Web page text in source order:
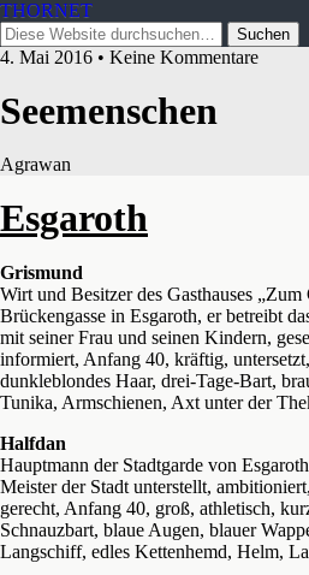
THORNET
4. Mai 2016 • Keine Kommentare
Seemenschen
Agrawan
Esgaroth
Grismund
Wirt und Besitzer des Gasthauses
Brückengasse in Esgaroth, er betreibt
mit seiner Frau und seinen Kindern,
informiert, Anfang 40, kräftig,
dunkleblondes Haar, drei-Tage-Bart,
Tunika, Armschienen, Axt unter der
Halfdan
Hauptmann der Stadtgarde von
Meister der Stadt unterstellt,
gerecht, Anfang 40, groß, athletisch,
Schnauzbart, blaue Augen, blauer
Langschiff, edles Kettenhemd, Helm,